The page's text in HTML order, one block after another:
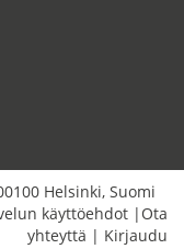
Helsinki, Suomi
käyttöehdot | Ota
yhteyttä | Kirjaudu